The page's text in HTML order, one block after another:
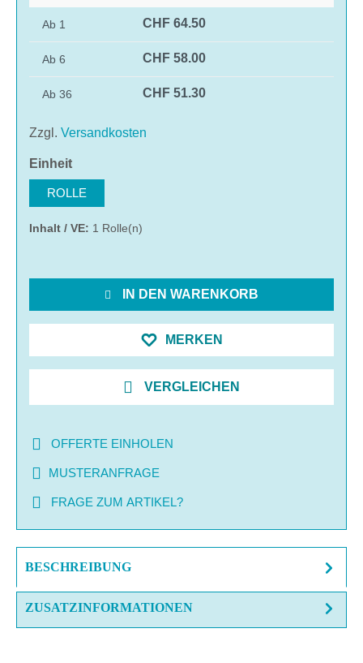
Ab 1 CHF 64.50
Ab 6 CHF 58.00
Ab 36 CHF 51.30
Zzgl. Versandkosten
Einheitauswählen
ROLLE
Inhalt / VE: 1 Rolle(n)
IN DEN WARENKORB
MERKEN
VERGLEICHEN
OFFERTE EINHOLEN
MUSTERANFRAGE
FRAGE ZUM ARTIKEL?
BESCHREIBUNG
ZUSATZINFORMATIONEN